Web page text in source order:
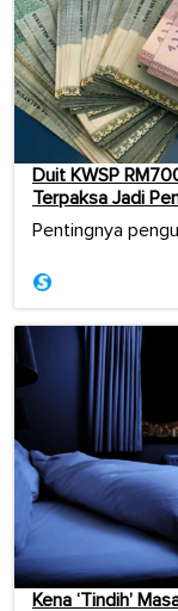
Duit KWSP
Terpaksa Jadi
Pentingnya
Kena ‘Tindih’